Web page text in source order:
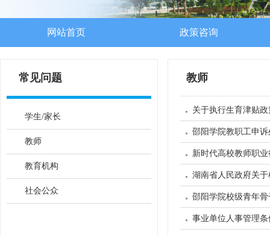
网站首页 政策咨询
常见问题
学生/家长
教师
教育机构
社会公众
教师
关于执行生育津贴
邵阳学院教职工申
新时代高校教师职
湖南省人民政府关
邵阳学院校级青年
事业单位人事管理条